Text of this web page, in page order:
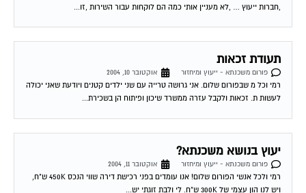
,חברות ייעוץ … ,לא מעניין אותי כמה הם לוקחות עבור השירות ,זו...
תעודת זכאות
פורום משכנתא - ייעוץ ומיחזור
אוקטובר 10, 2004
רמי וכל מ שבפורום שלום. אני גרושה טרייה עם שני ילדים קטנים ויודעת שאני יכולה
לעשות ת. זכאות ולקבל עזרה ממשרד שיכון ופיתוח הן בשכירת...
יעוץ בנושא משכנתא?
פורום משכנתא - ייעוץ ומיחזור
אוקטובר 11, 2004
רמי ולכל אנשי הפורום שלום! אנו עומדים בפני רכישת דירה שווי הנכס 450K ש"ח,
ויש לנו הון עצמי של 300K ש"ח. לי ולבת זוגתי יש...